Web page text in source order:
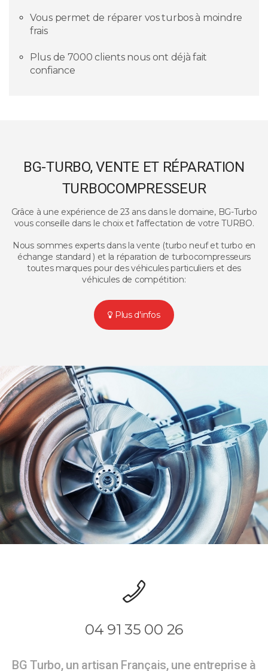
Vous permet de réparer vos turbos à moindre
frais
Plus de 7000 clients nous ont déjà fait
confiance
BG-TURBO, VENTE ET RÉPARATION
TURBOCOMPRESSEUR
Grâce à une expérience de 23 ans dans le domaine, BG-Turbo
vous conseille dans le choix et l'affectation de votre TURBO.
Nous sommes experts dans la vente (turbo neuf et turbo en
échange standard ) et la réparation de turbocompresseurs
toutes marques pour des véhicules particuliers et des
véhicules de compétition:
Plus d'infos
04 91 35 00 26
BG Turbo, un artisan Français, une entreprise à